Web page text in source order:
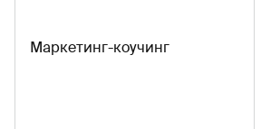
Маркетинг-коучинг